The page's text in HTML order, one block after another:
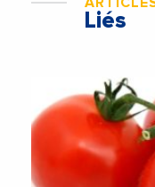
Liés